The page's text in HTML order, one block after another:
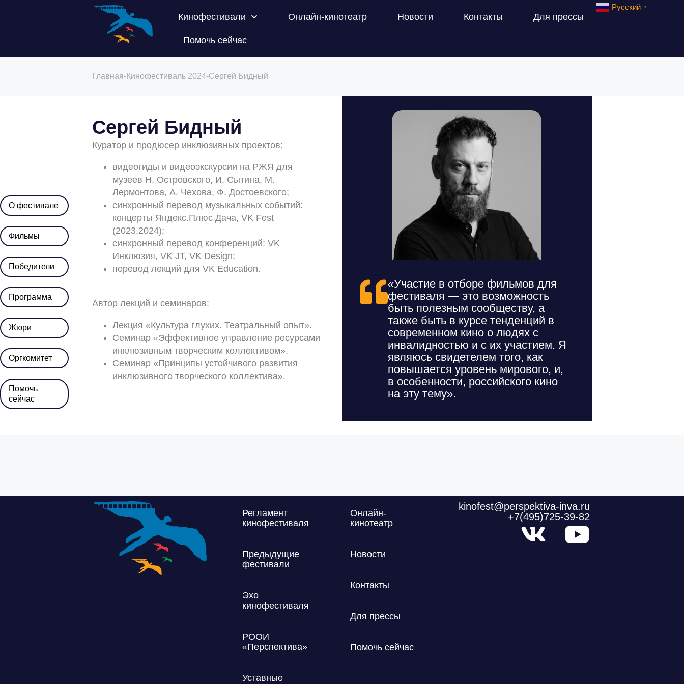
Русский ▼
Кинофестивали Онлайн-кинотеатр Новости Контакты Для прессы
Помочь сейчас
Главная-Кинофестиваль 2024-Сергей Бидный
Сергей Бидный
Куратор и продюсер инклюзивных проектов:
видеогиды и видеоэкскурсии на РЖЯ для
музеев Н. Островского, И. Сытина, М.
Лермонтова, А. Чехова, Ф. Достоевского;
синхронный перевод музыкальных событий:
концерты Яндекс.Плюс Дача, VK Fest
(2023,2024);
синхронный перевод конференций: VK
Инклюзия, VK JT, VK Design;
перевод лекций для VK Education.
Автор лекций и семинаров:
Лекция «Культура глухих. Театральный опыт».
Семинар «Эффективное управление ресурсами
инклюзивным творческим коллективом».
Семинар «Принципы устойчивого развития
инклюзивного творческого коллектива».
«Участие в отборе фильмов для
фестиваля — это возможность
быть полезным сообществу, а
также быть в курсе тенденций в
современном кино о людях с
инвалидностью и с их участием. Я
являюсь свидетелем того, как
повышается уровень мирового, и,
в особенности, российского кино
на эту тему».
О фестивале
Фильмы
Победители
Программа
Жюри
Оргкомитет
Помочь
сейчас
Регламент
кинофестиваля
Предыдущие
фестивали
Эхо
кинофестиваля
РООИ
«Перспектива»
Уставные
Онлайн-
кинотеатр
Новости
Контакты
Для прессы
Помочь сейчас
kinofest@perspektiva-inva.ru
+7(495)725-39-82